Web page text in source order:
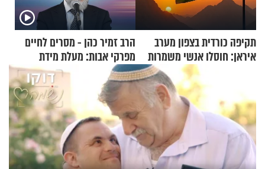
תקיפה כורדית בצפון מערב
איראן: חוסלו אנשי משמרות
הרב זמיר כהן - מסרים לחיים
מפרקי אבות: מעלת מידת
הסבלנות